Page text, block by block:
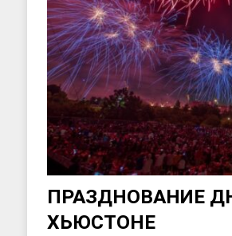
ПРАЗДНОВАНИЕ
ХЬЮСТОНЕ